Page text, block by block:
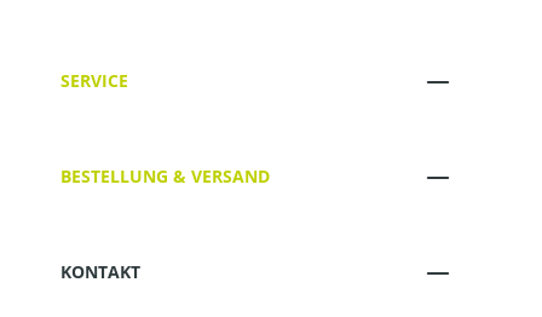
SERVICE
BESTELLUNG & VERSAND
KONTAKT